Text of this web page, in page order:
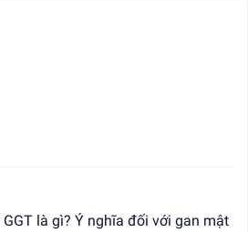
GGT là gì? Ý nghĩa đối với gan mật